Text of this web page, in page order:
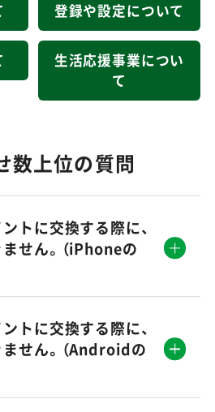
東京アプリの
ダウンロードはこちら
登録や設定について
生活応援事業につい
て
数上位の質問
トに交換する際に、
せん。（iPhoneの
トに交換する際に、
せん。（Androidの